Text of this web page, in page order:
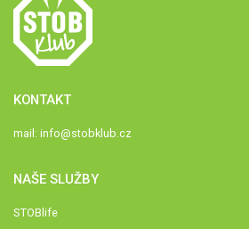
KONTAKT
mail: info@stobklub.cz
NAŠE SLUŽBY
STOBlife